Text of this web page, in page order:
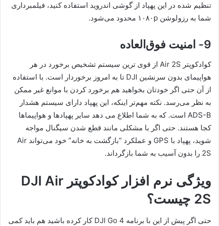
تنظیم شده در این پهپاد از گوشی اندروید استفاده کنید، فیلمبرداری
شما به رزولوشن ۱۰۸۰p محدود می‌شود.
9- امنیت فوق‌العاده
کوادکوپتر Air 2S از قوی ترین سیستم تشخیص برخورد در هر
هواپیمای بدون سرنشین DJI تا به امروز برخوردار است. با استفاده
از آن حتی اگر خودتان بخواهید هم برخورد کردن با موانع غیر ممکن
به نظر می‌رسد. نکته مهم‌تر اینکه، این پهپاد دارای سیستم هشدار
ADS-B است. که به شما اطلاع می دهد سایر پهپادها و هواپیماها
کجا هستند. حتی اگر با مشکلی مانند قطع شدن سیگنال مواجه
شوید، پهپاد با GPS و عملکرد “بازگشت به خانه” خود می‌تواند Air
2S را بدون آسیب به شما بازگرداند.
ویژگی نرم افزار کوادکوپتر DJI Air
2S چیست؟
حتی اگر پیش از این با برنامه DJI Go 4 کار کرده باشید هم باید کمی